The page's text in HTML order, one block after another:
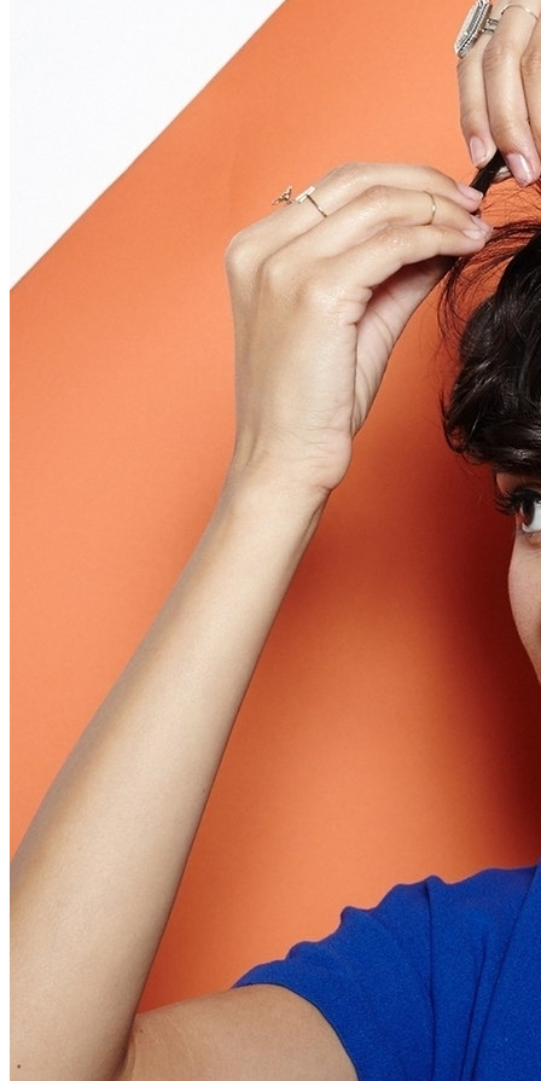
Почему Нельзя Повторно Кипятить
Воду Для Приготовления Чая Или Кофе
Как Повторно Использовать Воду
После Варки Риса
Идеи Для Свиданий: 16 Самых Лучших
Романтических Встреч Для Вас Двоих
Аппаратная Домашняя Косметология С
Помощью Гаджетов: Что Купить На
AliExpress
Мясной Рулет С Соевым Соусом И
Необычная Пицца Из Слоеного Теста